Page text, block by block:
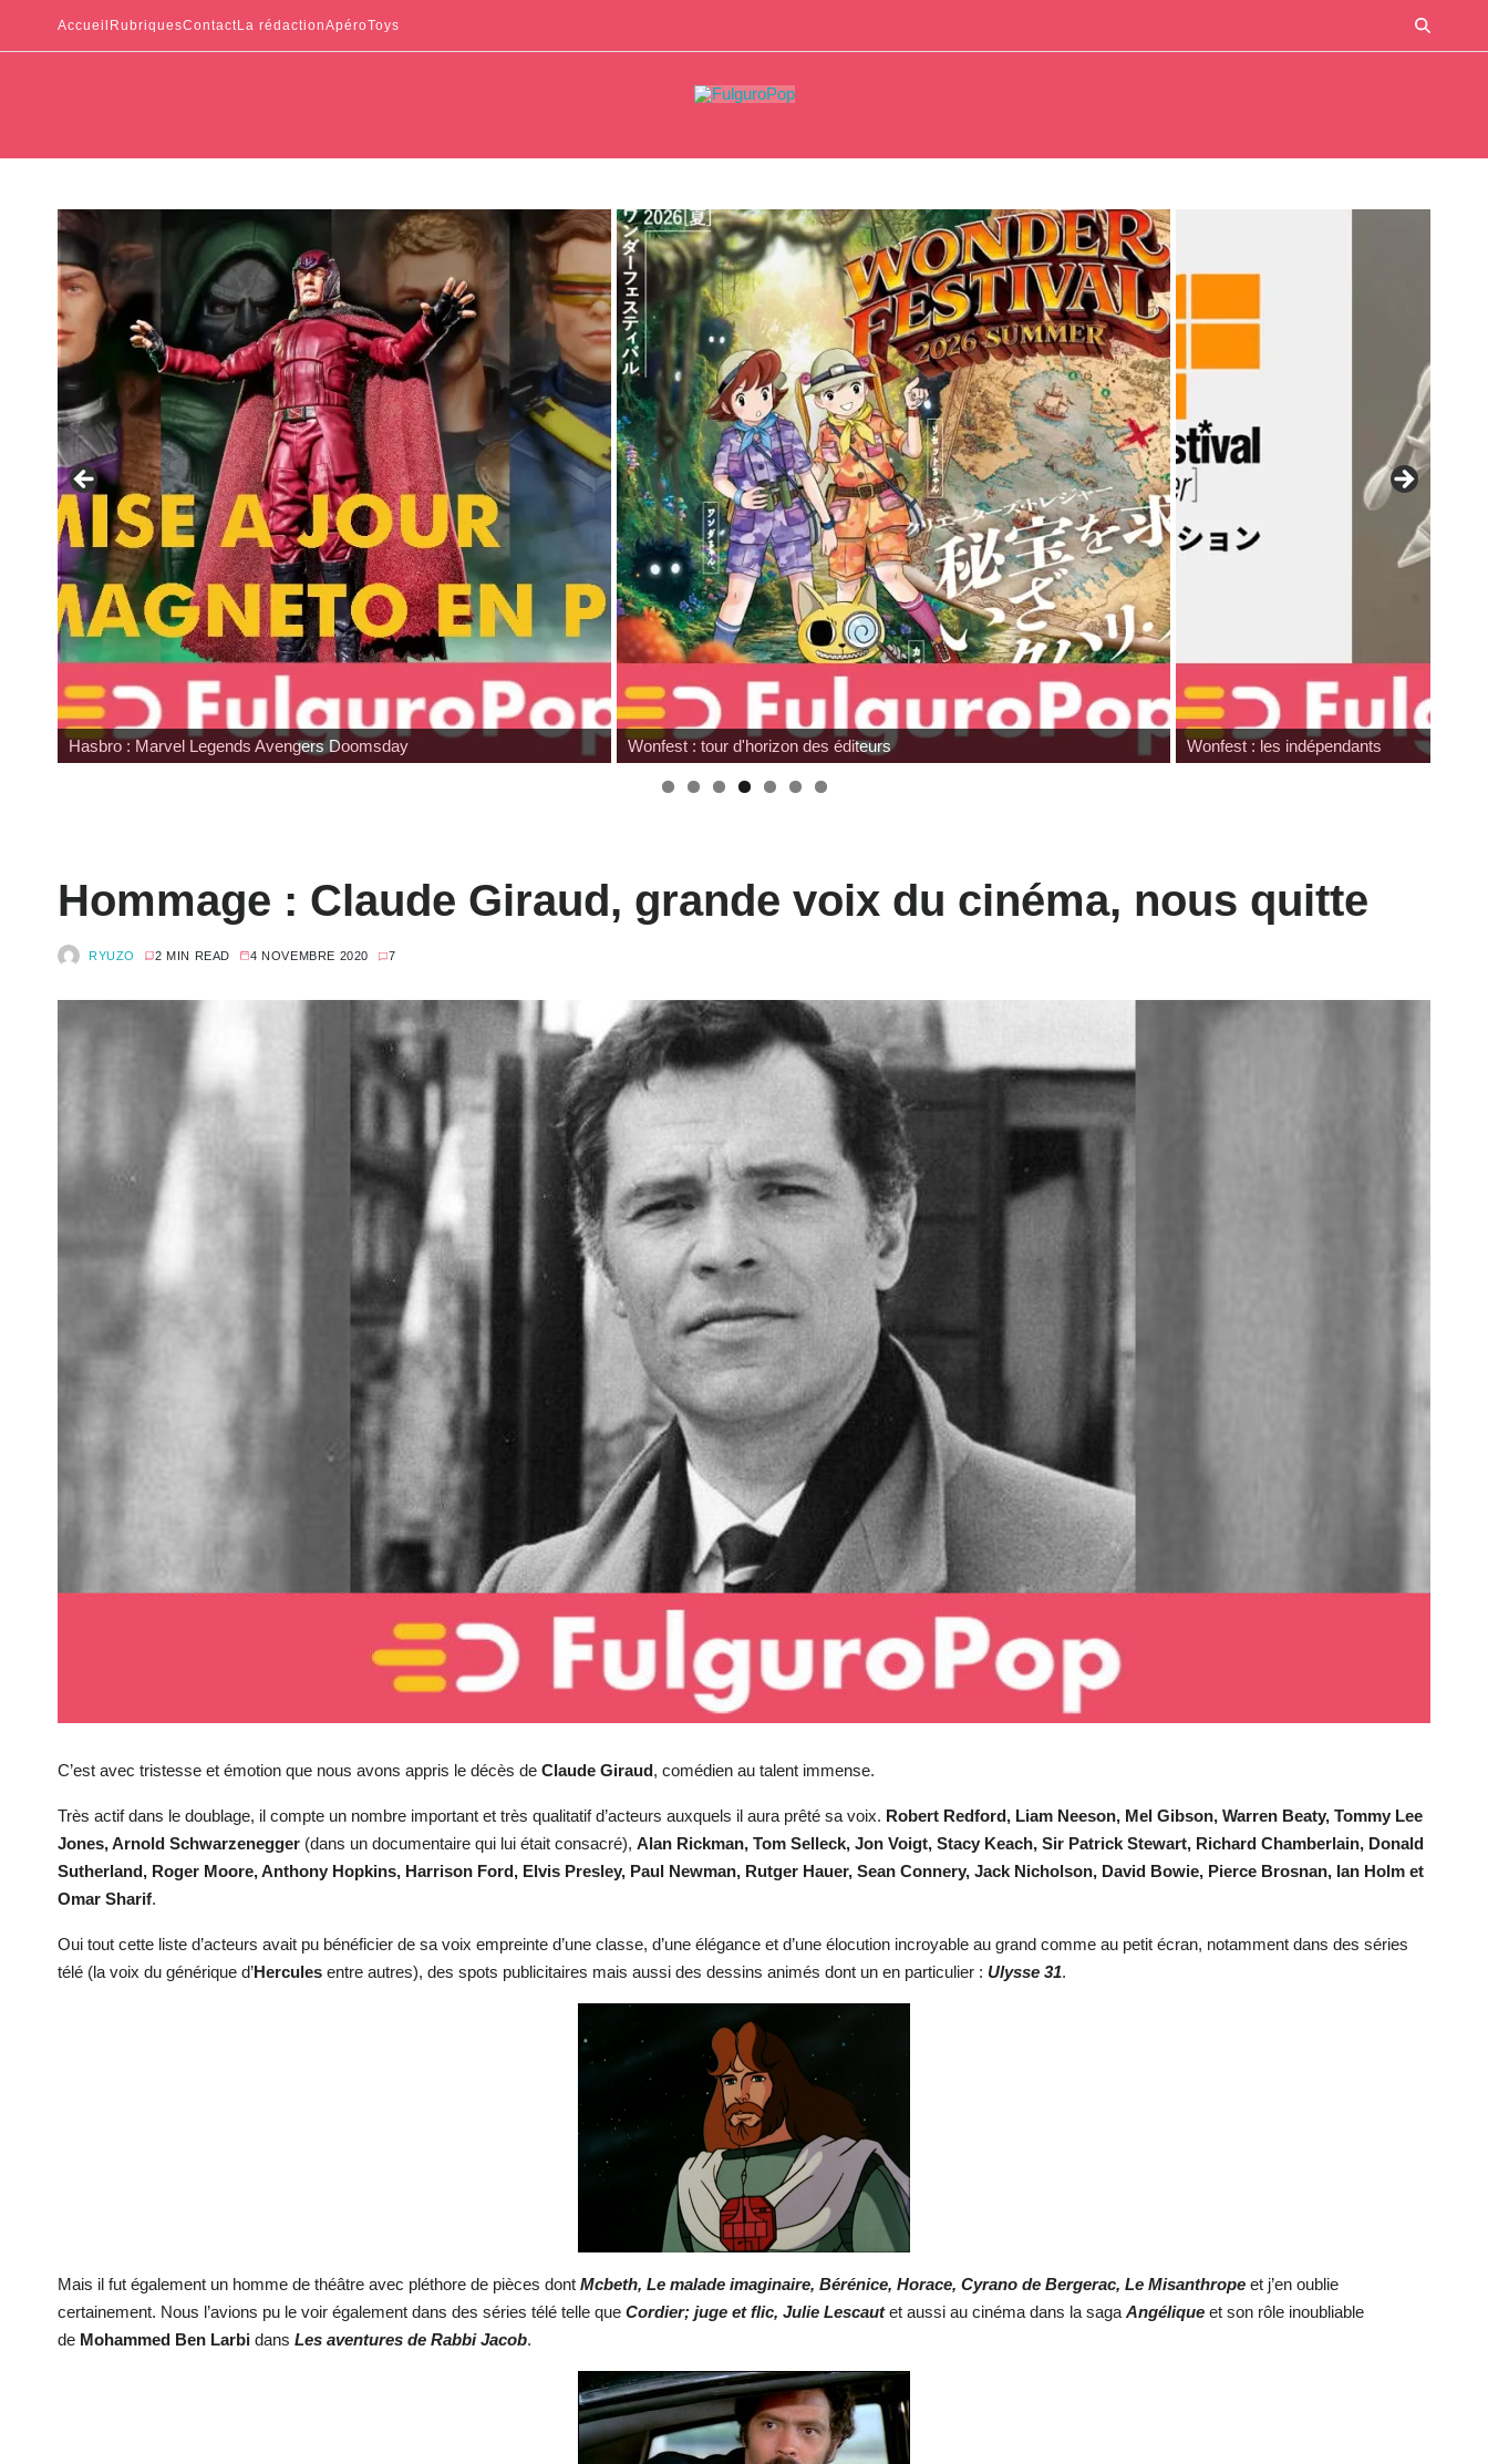
Accueil RubriquesContactLa rédactionApéroToys
Wonfest : tour d'horizon des éditeurs Wonfest : les indépendants Japan Expo : les toys
Hommage : Claude Giraud, grande voix du cinéma, nous quitte
RYUZO 2 MIN READ 4 NOVEMBRE 2020 7
C’est avec tristesse et émotion que nous avons appris le décès de Claude Giraud, comédien au talent immense.
Très actif dans le doublage, il compte un nombre important et très qualitatif d’acteurs auxquels il aura prêté sa voix. Robert Redford, Liam Neeson, Mel Gibson, Warren Beaty, Tommy Lee
Jones, Arnold Schwarzenegger (dans un documentaire qui lui était consacré), Alan Rickman, Tom Selleck, Jon Voigt, Stacy Keach, Sir Patrick Stewart, Richard Chamberlain, Donald
Sutherland, Roger Moore, Anthony Hopkins, Harrison Ford, Elvis Presley, Paul Newman, Rutger Hauer, Sean Connery, Jack Nicholson, David Bowie, Pierce Brosnan, Ian Holm et
Omar Sharif.
Oui tout cette liste d’acteurs avait pu bénéficier de sa voix empreinte d’une classe, d’une élégance et d’une élocution incroyable au grand comme au petit écran, notamment dans des séries
télé (la voix du générique d’Hercules entre autres), des spots publicitaires mais aussi des dessins animés dont un en particulier : Ulysse 31.
Mais il fut également un homme de théâtre avec pléthore de pièces dont Mcbeth, Le malade imaginaire, Bérénice, Horace, Cyrano de Bergerac, Le Misanthrope et j’en oublie
certainement. Nous l’avions pu le voir également dans des séries télé telle que Cordier; juge et flic, Julie Lescautet aussi au cinéma dans la saga Angélique et son rôle inoubliable
de Mohammed Ben Larbi dans Les aventures de Rabbi Jacob.